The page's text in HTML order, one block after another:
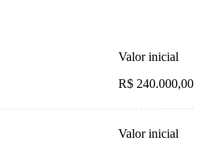
Valor inicial
R$ 240.000,00
Valor inicial